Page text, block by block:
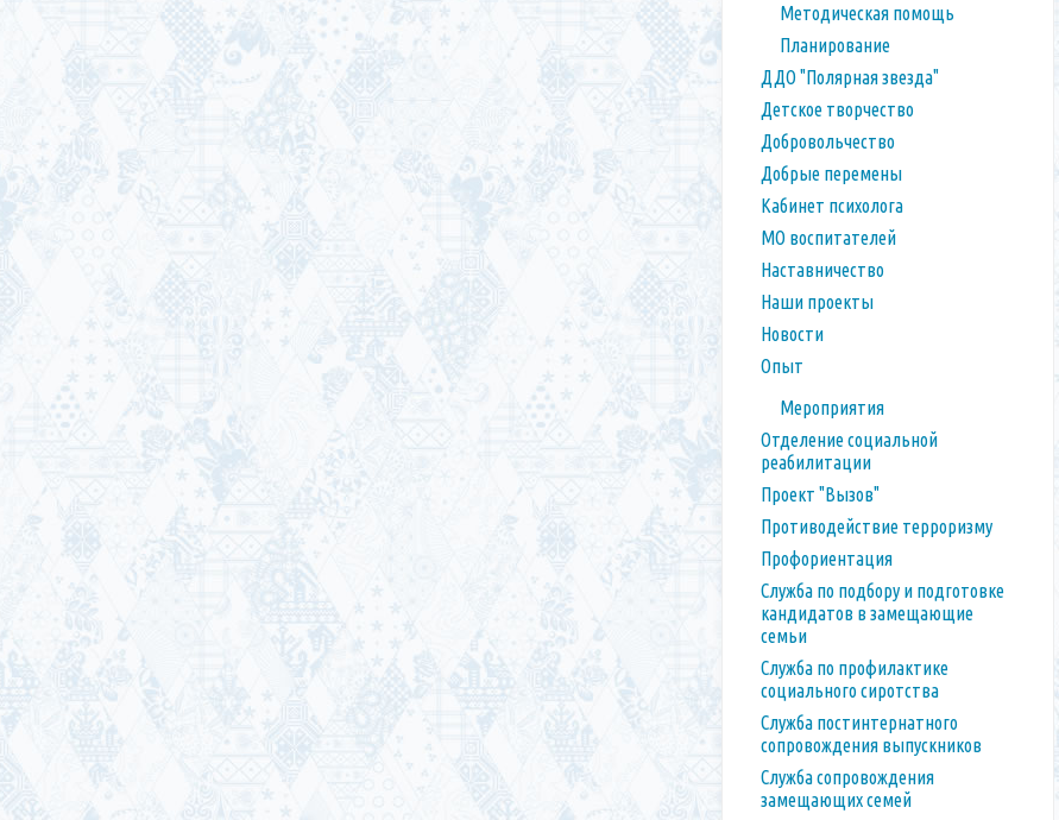
Методическая помощь
Планирование
ДДО "Полярная звезда"
Детское творчество
Добровольчество
Добрые перемены
Кабинет психолога
МО воспитателей
Наставничество
Наши проекты
Новости
Опыт
Мероприятия
Отделение социальной
реабилитации
Проект "Вызов"
Противодействие терроризму
Профориентация
Служба по подбору и подготовке
кандидатов в замещающие
семьи
Служба по профилактике
социального сиротства
Служба постинтернатного
сопровождения выпускников
Служба сопровождения
замещающих семей